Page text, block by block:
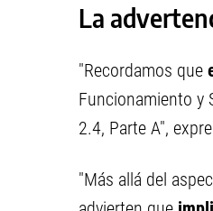
La
"Recordamos que
Funcionamiento y
2.4, Parte A",
"Más allá del